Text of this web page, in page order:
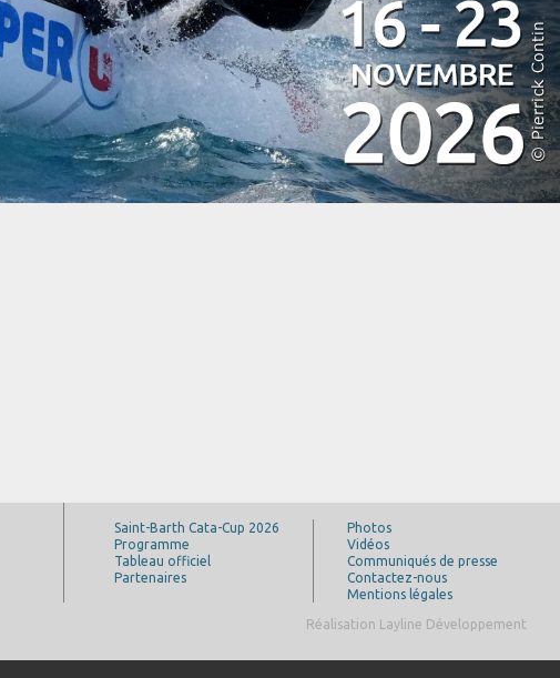
Saint-Barth Cata-Cup 2026
Programme
Tableau officiel
Partenaires
Photos
Vidéos
Communiqués de presse
Contactez-nous
Mentions légales
Réalisation Layline Développement